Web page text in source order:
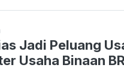
Jadi Peluang
Usaha Binaan